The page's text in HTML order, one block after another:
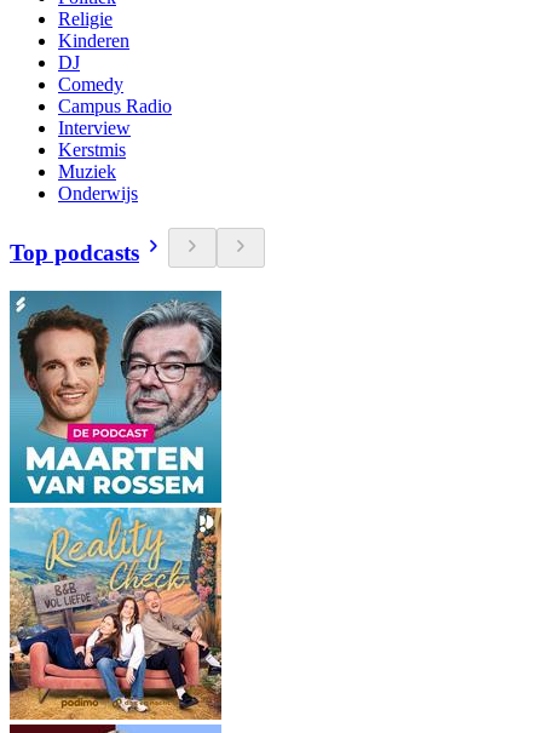
Religie
Kinderen
DJ
Comedy
Campus Radio
Interview
Kerstmis
Muziek
Onderwijs
Top podcasts